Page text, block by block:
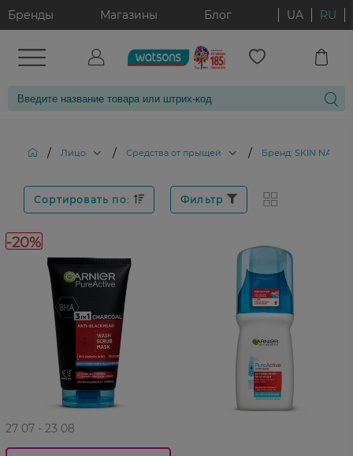
Бренды Магазины Блог UA RU
/ Лицо / Средства от прыщей / Бренд: SKIN
Сортировать по: Фильтр
-20%
27 07 - 23 08